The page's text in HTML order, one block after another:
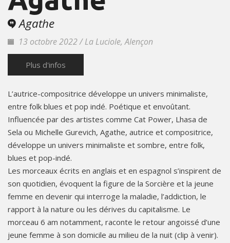
Agathe
13 octobre 2022 / La Luciole, Alençon
Plus d'infos
L’autrice-compositrice développe un univers minimaliste,
entre folk blues et pop indé. Poétique et envoûtant.
Influencée par des artistes comme Cat Power, Lhasa de
Sela ou Michelle Gurevich, Agathe, autrice et compositrice,
développe un univers minimaliste et sombre, entre folk,
blues et pop-indé.
Les morceaux écrits en anglais et en espagnol s’inspirent de
son quotidien, évoquent la figure de la Sorcière et la jeune
femme en devenir qui interroge la maladie, l’addiction, le
rapport à la nature ou les dérives du capitalisme. Le
morceau 6 am notamment, raconte le retour angoissé d’une
jeune femme à son domicile au milieu de la nuit (clip à venir).